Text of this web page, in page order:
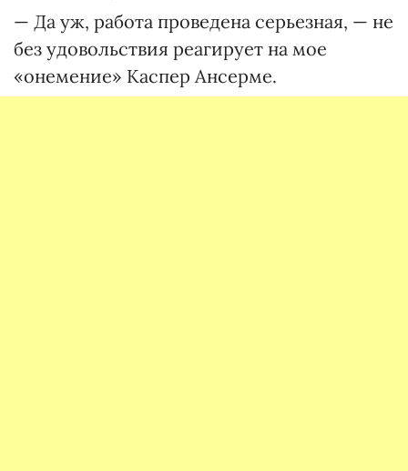
— Да уж, работа проведена серьезная, — не
без удовольствия реагирует на мое
«онемение» Каспер Ансерме.